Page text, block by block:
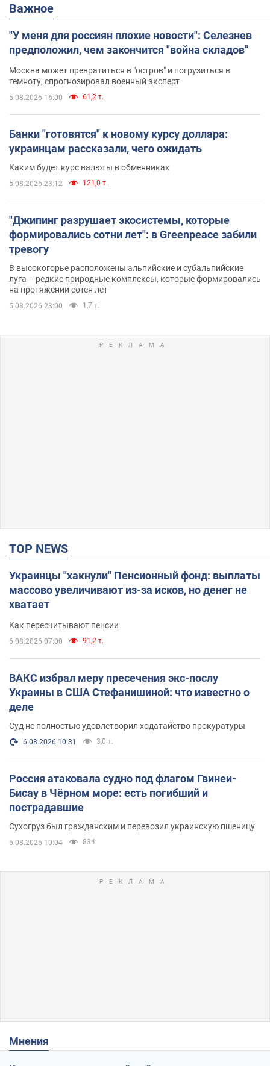
Важное
"У меня для россиян плохие новости": Селезнев
предположил, чем закончится "война складов"
Москва может превратиться в "остров" и погрузиться в
темноту, спрогнозировал военный эксперт
5.08.2026 16:00 61,2 т.
Банки "готовятся" к новому курсу доллара:
украинцам рассказали, чего ожидать
Каким будет курс валюты в обменниках
5.08.2026 23:12 121,0 т.
"Джипинг разрушает экосистемы, которые
формировались сотни лет": в Greenpeace забили
тревогу
В высокогорье расположены альпийские и субальпийские
луга – редкие природные комплексы, которые формировались
на протяжении сотен лет
5.08.2026 23:00 1,7 т.
TOP NEWS
Украинцы "хакнули" Пенсионный фонд: выплаты
массово увеличивают из-за исков, но денег не
хватает
Как пересчитывают пенсии
6.08.2026 07:00 91,2 т.
ВАКС избрал меру пресечения экс-послу
Украины в США Стефанишиной: что известно о
деле
Суд не полностью удовлетворил ходатайство прокуратуры
6.08.2026 10:31 3,0 т.
Россия атаковала судно под флагом Гвинеи-
Бисау в Чёрном море: есть погибший и
пострадавшие
Сухогруз был гражданским и перевозил украинскую пшеницу
6.08.2026 10:04 834
Мнения